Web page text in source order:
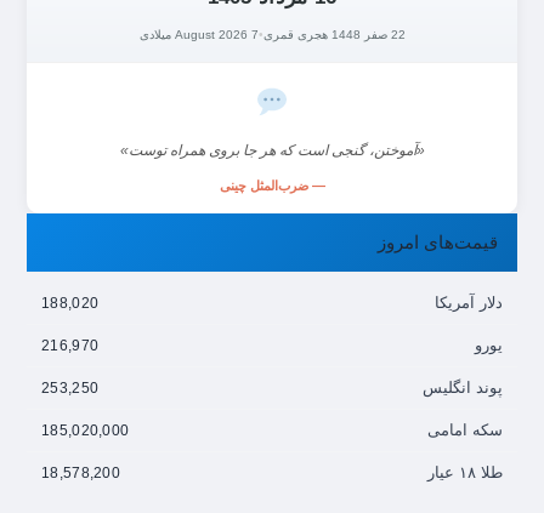
22 صفر 1448 هجری قمری •7 August 2026 میلادی
«آموختن، گنجی است که هر جا بروی همراه توست»
— ضرب‌المثل چینی
قیمت‌های امروز
دلار آمریکا 188,020
یورو 216,970
پوند انگلیس 253,250
سکه امامی 185,020,000
طلا ۱۸ عیار 18,578,200